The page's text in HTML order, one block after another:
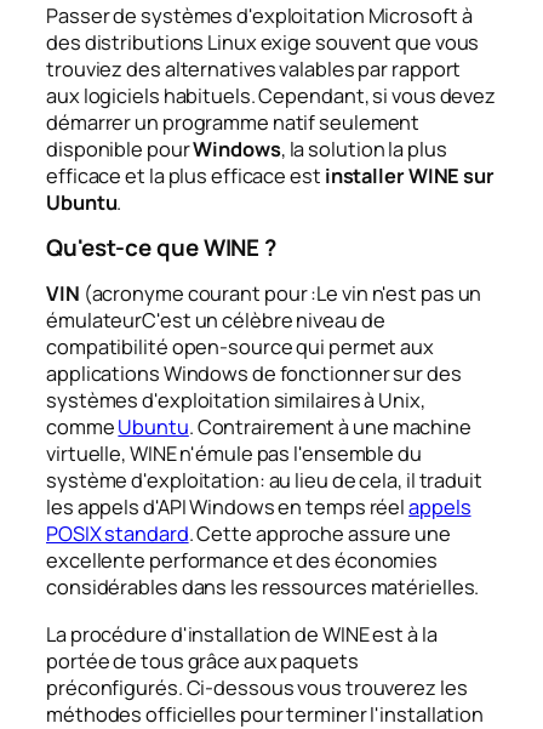
Passer de systèmes d'exploitation Microsoft à
des distributions Linux exige souvent que vous
trouviez des alternatives valables par rapport
aux logiciels habituels. Cependant, si vous devez
démarrer un programme natif seulement
disponible pourWindows, la solution la plus
efficace et la plus efficace est installer WINE sur
Ubuntu.
Qu'est-ce que WINE ?
VIN (acronyme courant pour :Le vin n'est pas un
émulateurC'est un célèbre niveau de
compatibilité open-source qui permet aux
applications Windows de fonctionner sur des
systèmes d'exploitation similaires à Unix,
commeUbuntu. Contrairement à une machine
virtuelle, WINE n'émule pas l'ensemble du
système d'exploitation: au lieu de cela, il traduit
les appels d'API Windows en temps réelappels
POSIX standard. Cette approche assure une
excellente performance et des économies
considérables dans les ressources matérielles.
La procédure d'installation de WINE est à la
portée de tous grâce aux paquets
préconfigurés. Ci-dessous vous trouverez les
méthodes officielles pour terminer l'installation